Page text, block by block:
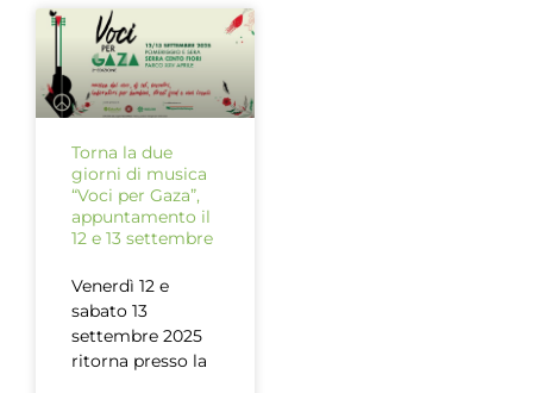
Torna la due
giorni di musica
“Voci per Gaza”,
appuntamento il
12 e 13 settembre
Venerdì 12 e
sabato 13
settembre 2025
ritorna presso la